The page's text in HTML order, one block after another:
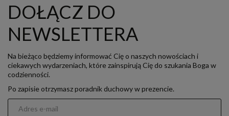
DOŁĄCZ DO
NEWSLETTERA
Na bieżąco będziemy informować Cię o naszych nowościach i
ciekawych wydarzeniach, które zainspirują Cię do szukania Boga w
codzienności.
Po zapisie otrzymasz poradnik duchowy w prezencie.